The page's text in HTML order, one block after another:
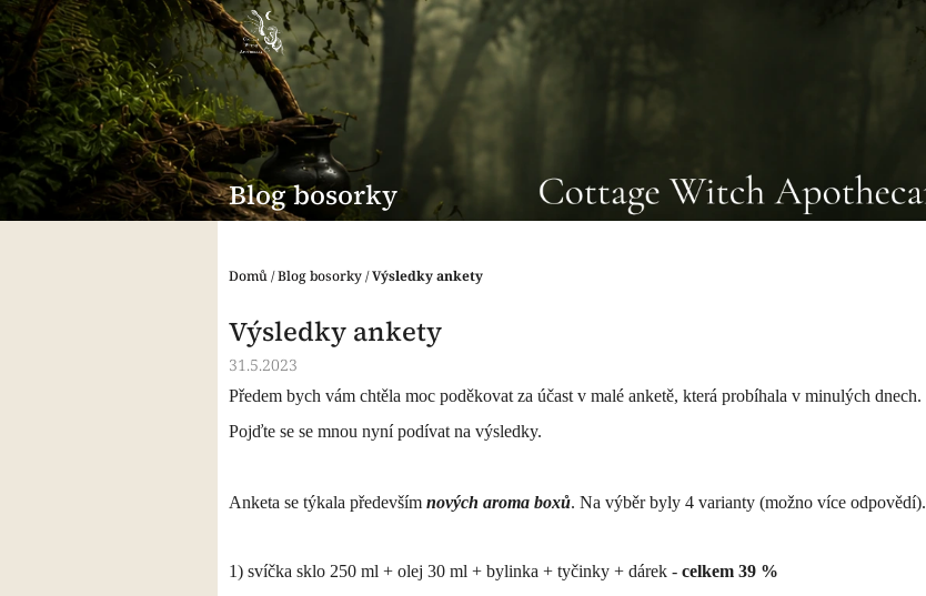
Přejít
na
obsah
Blog bosorky
Domů/Blog bosorky/Výsledky ankety
Výsledky ankety
31.5.2023
Předem bych vám chtěla moc poděkovat za účast v malé anketě, která probíhala v minulých dnech.
Pojďte se se mnou nyní podívat na výsledky.
Anketa se týkala především nových aroma boxů. Na výběr byly 4 varianty (možno více odpovědí).
1) svíčka sklo 250 ml + olej 30 ml + bylinka + tyčinky + dárek - celkem 39 %